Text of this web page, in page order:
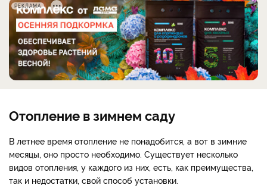
РЕКЛАМА
Отопление в зимнем саду
В летнее время отопление не понадобится, а вот в зимние
месяцы, оно просто необходимо. Существует несколько
видов отопления, у каждого из них, есть, как преимущества,
так и недостатки, свой способ установки.